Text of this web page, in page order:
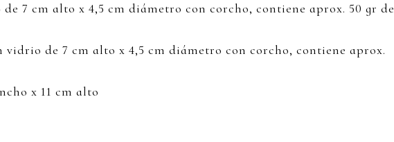
de 7 cm alto x 4,5 cm diámetro con corcho, contiene aprox. 50 gr de
vidrio de 7 cm alto x 4,5 cm diámetro con corcho, contiene aprox.
x 11 cm alto